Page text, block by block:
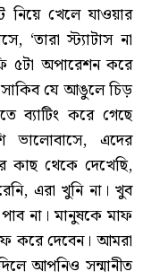
খেলে যাওয়ার
‘তারা স্ট্যাটাস না
৫টা অপারেশন করে
যে আঙুলে চিড়
ব্যাটিং করে গেছে
ভালোবাসে, এদের
কাছ থেকে দেখেছি,
এরা খুনি না। খুব
না। মানুষকে মাফ
করে দেবেন। আমরা
আপনিও সন্মানীত